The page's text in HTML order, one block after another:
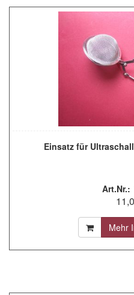
Einsatz für
Art.Nr.:
Mehr